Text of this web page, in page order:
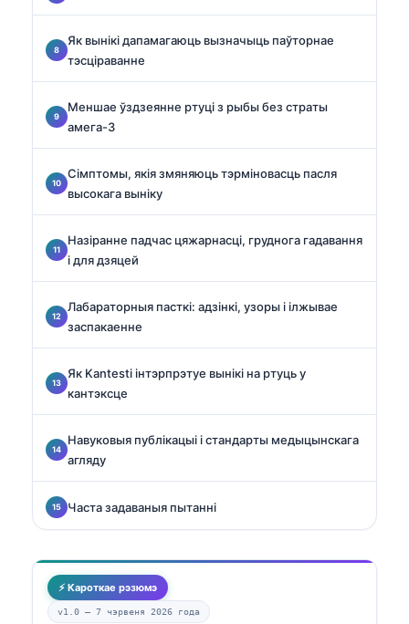
Як вынікі дапамагаюць вызначыць паўторнае
тэсціраванне
Меншае ўздзеянне ртуці з рыбы без страты
амега-3
Сімптомы, якія змяняюць тэрміновасць пасля
высокага выніку
Назіранне падчас цяжарнасці, груднога гадавання
і для дзяцей
Лабараторныя пасткі: адзінкі, узоры і ілжывае
заспакаенне
Як Kantesti інтэрпрэтуе вынікі на ртуць у
кантэксце
Навуковыя публікацыі і стандарты медыцынскага
агляду
Часта задаваныя пытанні
⚡ Кароткае рэзюмэ
v1.0 — 7 чэрвеня 2026 года